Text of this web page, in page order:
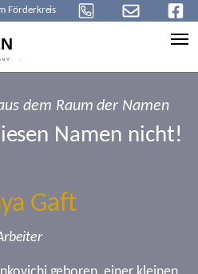
Förderkreis
dem Raum der Namen
Namen nicht!
Gaft